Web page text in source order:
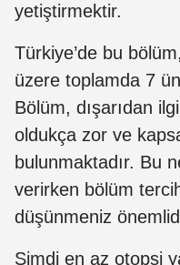
yetiştirmektir.
Türkiye’de bu
üzere toplamda 7
Bölüm, dışarıdan
oldukça zor ve
bulunmaktadır. Bu
verirken bölüm
düşünmeniz
Şimdi en az otopsi